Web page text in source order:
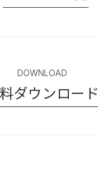
DOWNLOAD
ダウンロード